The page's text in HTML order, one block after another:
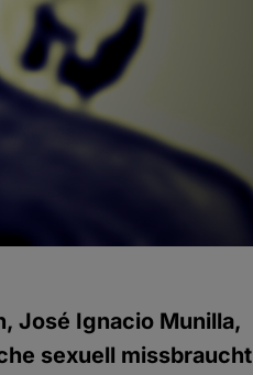
José Ignacio Munilla,
sexuell missbraucht